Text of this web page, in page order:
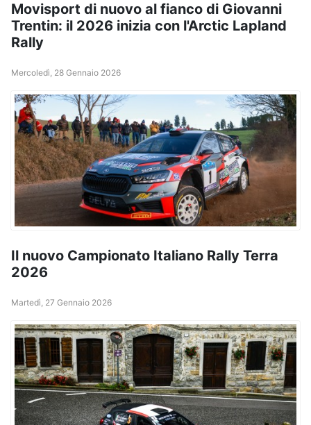
Movisport di nuovo al fianco di Giovanni
Trentin: il 2026 inizia con l'Arctic Lapland
Rally
Mercoledì, 28 Gennaio 2026
Il nuovo Campionato Italiano Rally Terra
2026
Martedì, 27 Gennaio 2026